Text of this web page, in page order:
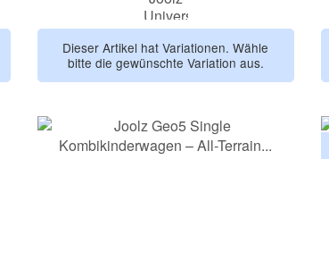
hazel brown
Dieser Artikel hat Variationen. Wähle
bitte die gewünschte Variation aus.